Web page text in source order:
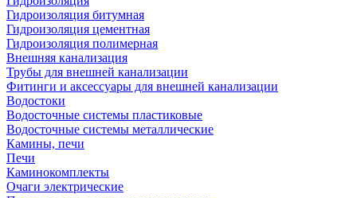
Гидроизоляция битумная
Гидроизоляция цементная
Гидроизоляция полимерная
Внешняя канализация
Трубы для внешней канализации
Фитинги и аксессуары для внешней канализации
Водостоки
Водосточные системы пластиковые
Водосточные системы металлические
Камины, печи
Печи
Каминокомплекты
Очаги электрические